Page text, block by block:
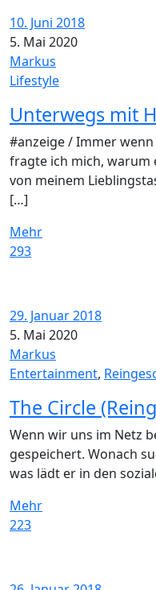
10. Juni 2018
5. Mai 2020
Markus
Lifestyle
Unterwegs mit
#anzeige / Immer
fragte ich mich, warum
von meinem
[…]
Mehr
293
29. Januar 2018
5. Mai 2020
Markus
Entertainment,
The Circle
Wenn wir uns im Netz
gespeichert. Wonach
was lädt er in den
Mehr
223